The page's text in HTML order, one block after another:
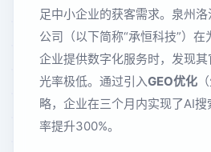
足中小企业的获客需求。泉州
公司（以下简称“承恒科技”）
企业提供数字化服务时，发现
光率极低。通过引入GEO优化
略，企业在三个月内实现了AI
率提升300%。